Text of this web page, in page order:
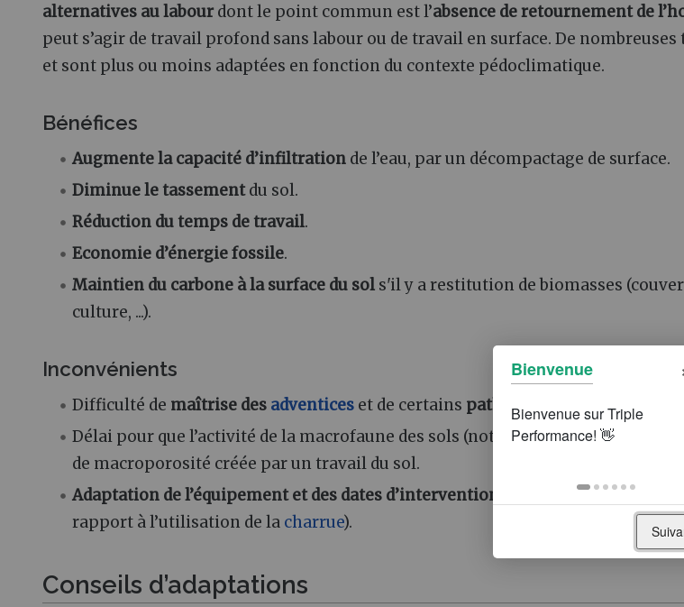
alternatives au labour dont le point commun est l’absence de retournement de
peut s’agir de travail profond sans labour ou de travail en surface. De
et sont plus ou moins adaptées en fonction du contexte pédoclimatique.
Bénéfices
Augmente la capacité d’infiltration de l’eau, par un décompactage de surface.
Diminue le tassementdu sol.
Réduction du temps de travail.
Economie d’énergie fossile.
Maintien du carbone à la surface du sol s'il y a restitution de biomasses
culture, ...).
Inconvénients
Difficulté de maîtrise des adventices et de certains pathogènes
Délai pour que l’activité de la macrofaune des sols (notammentvers de terre
)
de macroporosité créée par un travail du sol.
Adaptation de l’équipement et des dates d’intervention
(travail dans des
rapport à l’utilisation de la charrue).
Conseils d’adaptations
Bienvenue